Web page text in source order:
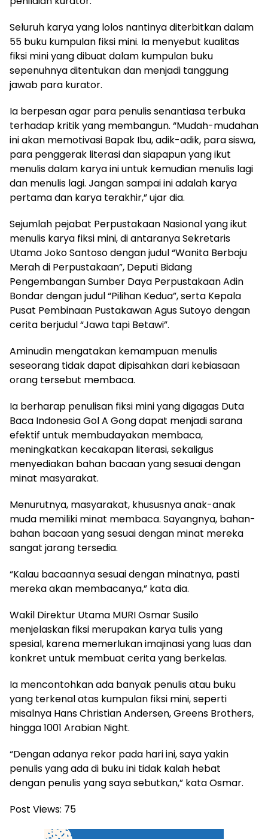
Seluruh karya yang lolos nantinya diterbitkan dalam
55 buku kumpulan fiksi mini. Ia menyebut kualitas
fiksi mini yang dibuat dalam kumpulan buku
sepenuhnya ditentukan dan menjadi tanggung
jawab para kurator.
Ia berpesan agar para penulis senantiasa terbuka
terhadap kritik yang membangun. “Mudah-mudahan
ini akan memotivasi Bapak Ibu, adik-adik, para siswa,
para penggerak literasi dan siapapun yang ikut
menulis dalam karya ini untuk kemudian menulis lagi
dan menulis lagi. Jangan sampai ini adalah karya
pertama dan karya terakhir,” ujar dia.
Sejumlah pejabat Perpustakaan Nasional yang ikut
menulis karya fiksi mini, di antaranya Sekretaris
Utama Joko Santoso dengan judul “Wanita Berbaju
Merah di Perpustakaan”, Deputi Bidang
Pengembangan Sumber Daya Perpustakaan Adin
Bondar dengan judul “Pilihan Kedua”, serta Kepala
Pusat Pembinaan Pustakawan Agus Sutoyo dengan
cerita berjudul “Jawa tapi Betawi”.
Aminudin mengatakan kemampuan menulis
seseorang tidak dapat dipisahkan dari kebiasaan
orang tersebut membaca.
Ia berharap penulisan fiksi mini yang digagas Duta
Baca Indonesia Gol A Gong dapat menjadi sarana
efektif untuk membudayakan membaca,
meningkatkan kecakapan literasi, sekaligus
menyediakan bahan bacaan yang sesuai dengan
minat masyarakat.
Menurutnya, masyarakat, khususnya anak-anak
muda memiliki minat membaca. Sayangnya, bahan-
bahan bacaan yang sesuai dengan minat mereka
sangat jarang tersedia.
“Kalau bacaannya sesuai dengan minatnya, pasti
mereka akan membacanya,” kata dia.
Wakil Direktur Utama MURI Osmar Susilo
menjelaskan fiksi merupakan karya tulis yang
spesial, karena memerlukan imajinasi yang luas dan
konkret untuk membuat cerita yang berkelas.
Ia mencontohkan ada banyak penulis atau buku
yang terkenal atas kumpulan fiksi mini, seperti
misalnya Hans Christian Andersen, Greens Brothers,
hingga 1001 Arabian Night.
“Dengan adanya rekor pada hari ini, saya yakin
penulis yang ada di buku ini tidak kalah hebat
dengan penulis yang saya sebutkan,” kata Osmar.
Post Views: 75